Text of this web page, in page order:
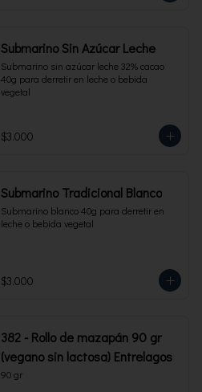
Submarino Sin Azúcar Leche
Submarino sin azúcar leche 32% cacao
40g para derretir en leche o bebida
vegetal
$3.000
Submarino Tradicional Blanco
Submarino blanco 40g para derretir en
leche o bebida vegetal
$3.000
382 - Rollo de mazapán 90 gr
(vegano sin lactosa) Entrelagos
90 gr